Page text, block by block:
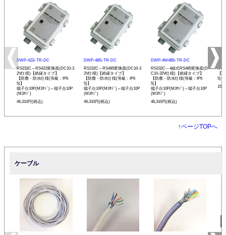
DWP-422i-TR-DC
RS232C⇔RS422変換器(DC10-3
2V仕様)【絶縁タイプ】
【防塵・防水仕様(等級：IP6
5)】
端子台10P(M3ﾈｼﾞ)⇔端子台10P
(M3ﾈｼﾞ)
46,310円(税込)
DWP-485i-TR-DC
RS232C⇔RS485変換器(DC10-3
2V仕様)【絶縁タイプ】
【防塵・防水仕様(等級：IP6
5)】
端子台10P(M3ﾈｼﾞ)⇔端子台10P
(M3ﾈｼﾞ)
46,310円(税込)
DWP-4W485i-TR-DC
RS232C⇔4線式RS485変換器(D
C10-32V仕様)【絶縁タイプ】
【防塵・防水仕様(等級：IP6
5)】
端子台10P(M3ﾈｼﾞ)⇔端子台10P
(M3ﾈｼﾞ)
46,310円(税込)
ケ
【
5)】
↑ページTOPへ
ケーブル